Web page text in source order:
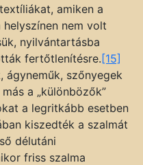
amiken a
nem volt
nyilvántartásba
fertőtlenítésre.[15]
ágyneműk, szőnyegek
a „különbözők”
a legritkább esetben
kiszedték a szalmát
délutáni
friss szalma